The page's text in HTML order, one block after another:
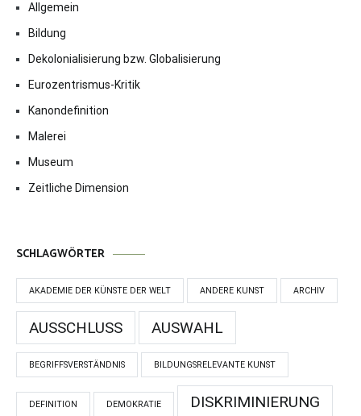
Allgemein
Bildung
Dekolonialisierung bzw. Globalisierung
Eurozentrismus-Kritik
Kanondefinition
Malerei
Museum
Zeitliche Dimension
SCHLAGWÖRTER
AKADEMIE DER KÜNSTE DER WELT ANDERE KUNST ARCHIV
AUSSCHLUSS AUSWAHL
BEGRIFFSVERSTÄNDNIS BILDUNGSRELEVANTE KUNST
DEFINITION DEMOKRATIE DISKRIMINIERUNG